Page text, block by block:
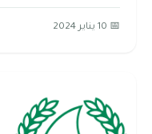
📅 10 يناير 2024